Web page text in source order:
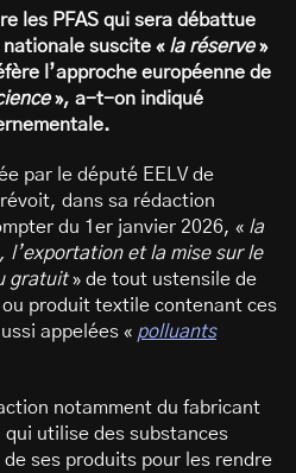
les PFAS qui sera débattue
nationale suscite « la réserve»
l’approche européenne de
», a-t-on indiqué
par le député EELV de
dans sa rédaction
du 1er janvier 2026, « la
l’exportation et la mise sur le
gratuit» de tout ustensile de
produit textile contenant ces
appelées « polluants
notamment du fabricant
utilise des substances
ses produits pour les rendre